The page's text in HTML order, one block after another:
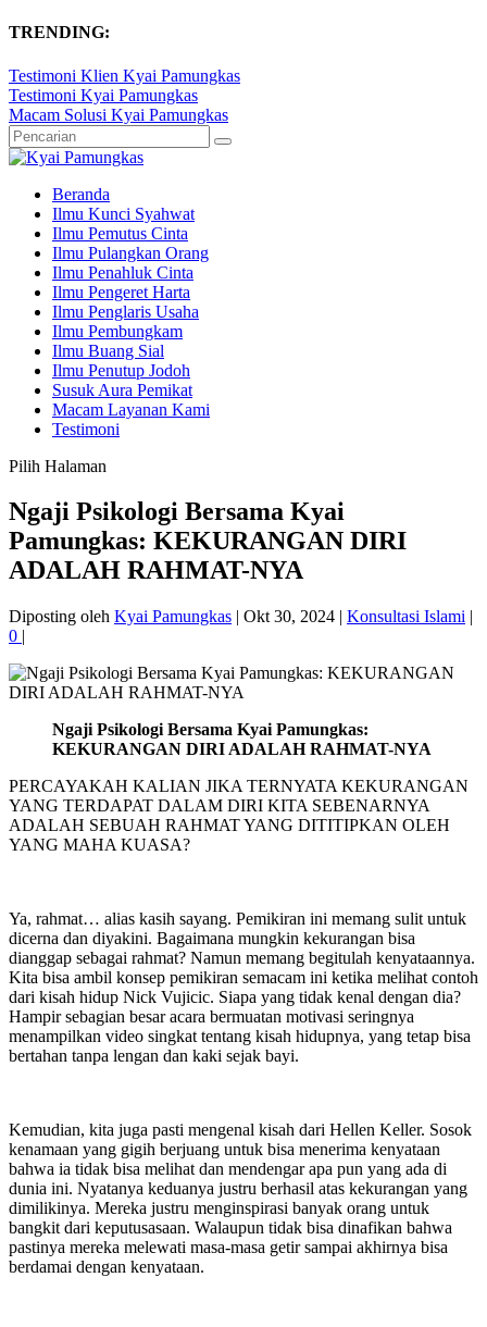
TRENDING:
Testimoni Klien Kyai Pamungkas
Testimoni Kyai Pamungkas
Macam Solusi Kyai Pamungkas
Beranda
Ilmu Kunci Syahwat
Ilmu Pemutus Cinta
Ilmu Pulangkan Orang
Ilmu Penahluk Cinta
Ilmu Pengeret Harta
Ilmu Penglaris Usaha
Ilmu Pembungkam
Ilmu Buang Sial
Ilmu Penutup Jodoh
Susuk Aura Pemikat
Macam Layanan Kami
Testimoni
Pilih Halaman
Ngaji Psikologi Bersama Kyai
Pamungkas: KEKURANGAN DIRI
ADALAH RAHMAT-NYA
Diposting oleh Kyai Pamungkas | Okt 30, 2024 | Konsultasi Islami |
0 |
Ngaji Psikologi Bersama Kyai Pamungkas:
KEKURANGAN DIRI ADALAH RAHMAT-NYA
PERCAYAKAH KALIAN JIKA TERNYATA KEKURANGAN
YANG TERDAPAT DALAM DIRI KITA SEBENARNYA
ADALAH SEBUAH RAHMAT YANG DITITIPKAN OLEH
YANG MAHA KUASA?
Ya, rahmat… alias kasih sayang. Pemikiran ini memang sulit untuk
dicerna dan diyakini. Bagaimana mungkin kekurangan bisa
dianggap sebagai rahmat? Namun memang begitulah kenyataannya.
Kita bisa ambil konsep pemikiran semacam ini ketika melihat contoh
dari kisah hidup Nick Vujicic. Siapa yang tidak kenal dengan dia?
Hampir sebagian besar acara bermuatan motivasi seringnya
menampilkan video singkat tentang kisah hidupnya, yang tetap bisa
bertahan tanpa lengan dan kaki sejak bayi.
Kemudian, kita juga pasti mengenal kisah dari Hellen Keller. Sosok
kenamaan yang gigih berjuang untuk bisa menerima kenyataan
bahwa ia tidak bisa melihat dan mendengar apa pun yang ada di
dunia ini. Nyatanya keduanya justru berhasil atas kekurangan yang
dimilikinya. Mereka justru menginspirasi banyak orang untuk
bangkit dari keputusasaan. Walaupun tidak bisa dinafikan bahwa
pastinya mereka melewati masa-masa getir sampai akhirnya bisa
berdamai dengan kenyataan.